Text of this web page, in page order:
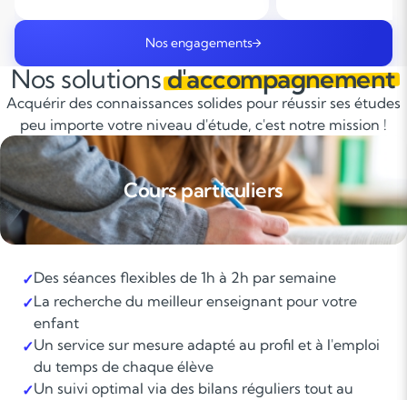
Nos engagements
Nos solutionsd'accompagnement
Acquérir des connaissances solides pour réussir ses études
peu importe votre niveau d'étude, c'est notre mission !
Cours particuliers
✓Des séances flexibles de 1h à 2h par semaine
✓La recherche du meilleur enseignant pour votre
enfant
✓Un service sur mesure adapté au profil et à l'emploi
du temps de chaque élève
✓Un suivi optimal via des bilans réguliers tout au